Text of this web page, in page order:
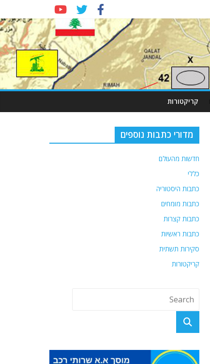
קריקטורות
מדורי כתבות נוספים
חדשות מהעולם
כללי
כתבות היסטוריה
כתבות מומחים
כתבות קצרות
כתבות ראשיות
סקירות תשתית
קריקטורות